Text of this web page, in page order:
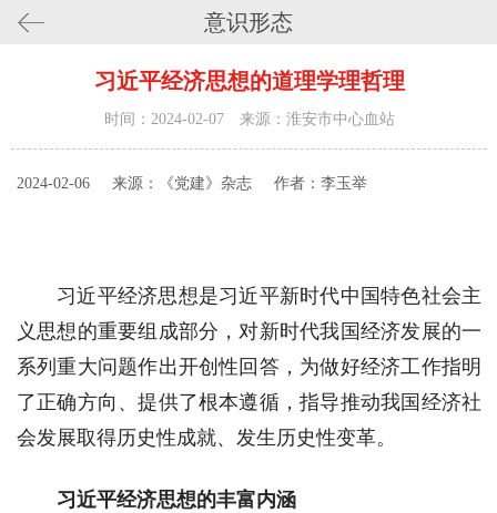
意识形态
习近平经济思想的道理学理哲理
时间：2024-02-07 来源：淮安市中心血站
2024-02-06 来源：《党建》杂志 作者：李玉举
习近平经济思想是习近平新时代中国特色社会主
义思想的重要组成部分，对新时代我国经济发展的一
系列重大问题作出开创性回答，为做好经济工作指明
了正确方向、提供了根本遵循，指导推动我国经济社
会发展取得历史性成就、发生历史性变革。
习近平经济思想的丰富内涵